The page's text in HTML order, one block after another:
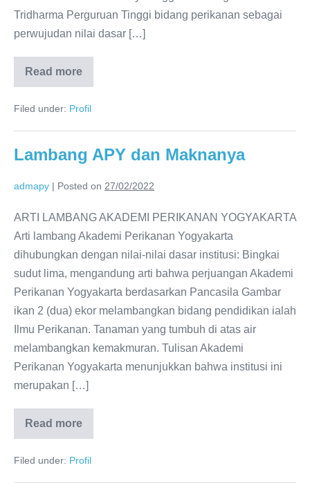
Tridharma Perguruan Tinggi bidang perikanan sebagai
perwujudan nilai dasar […]
Read more
Filed under: Profil
Lambang APY dan Maknanya
admapy | Posted on 27/02/2022
ARTI LAMBANG AKADEMI PERIKANAN YOGYAKARTA
Arti lambang Akademi Perikanan Yogyakarta
dihubungkan dengan nilai-nilai dasar institusi: Bingkai
sudut lima, mengandung arti bahwa perjuangan Akademi
Perikanan Yogyakarta berdasarkan Pancasila Gambar
ikan 2 (dua) ekor melambangkan bidang pendidikan ialah
Ilmu Perikanan. Tanaman yang tumbuh di atas air
melambangkan kemakmuran. Tulisan Akademi
Perikanan Yogyakarta menunjukkan bahwa institusi ini
merupakan […]
Read more
Filed under: Profil